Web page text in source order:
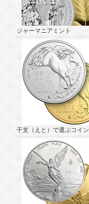
ジャーマニアミント
干支（えと）で選ぶコイン